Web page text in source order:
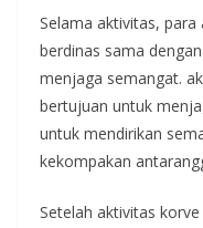
Selama aktivitas,
berdinas sama
menjaga semangat.
bertujuan untuk
untuk mendirikan
kekompakan
Setelah aktivitas